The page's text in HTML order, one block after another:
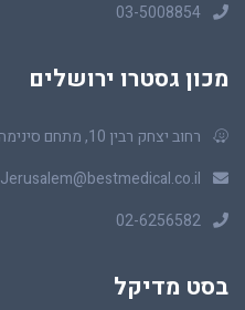
03-5008854
מכון גסטרו ירושלים
רחוב יצחק רבין 10, מתחם סינימה סיטי ירושלים
Jerusalem@bestmedical.co.il
02-6256582
בסט מדיקל